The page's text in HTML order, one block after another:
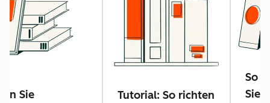
Sie
Tutorial: So richten
So
Sie